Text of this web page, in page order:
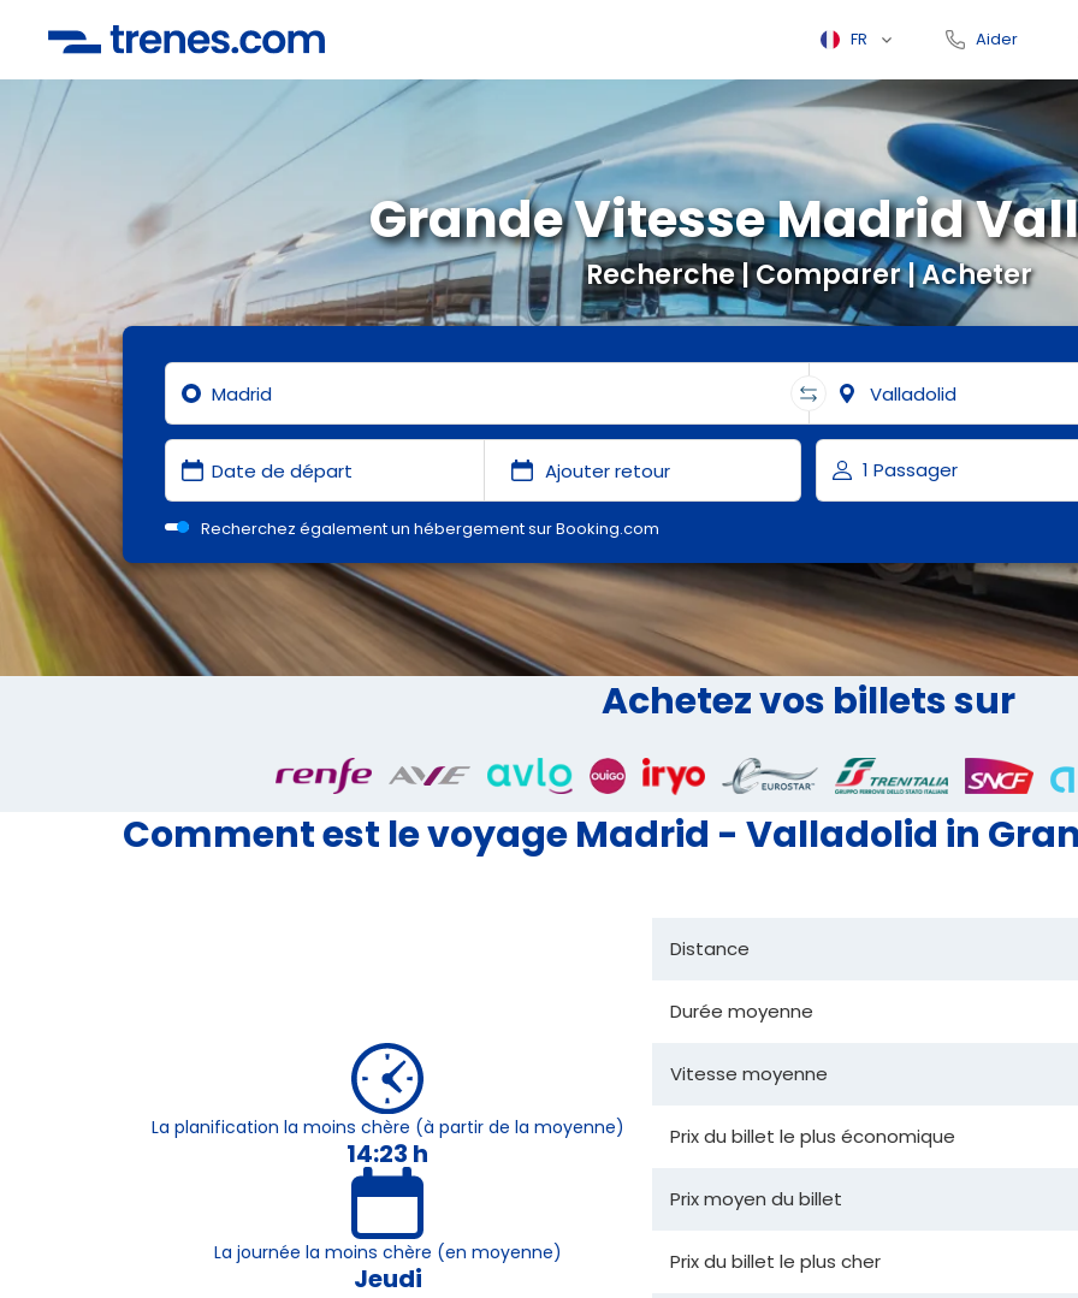
FR Aider
Recherche | Comparer | Acheter
Grande Vitesse Madrid
Recherchez également un hébergement sur Booking.com
Achetez vos billets sur
Comment est le voyage Madrid - Valladolid in
La planification la moins chère (à partir de la moyenne)
14:23 h
La journée la moins chère (en moyenne)
Jeudi
Distance
Durée moyenne
Vitesse moyenne
Prix du billet le plus économique
Prix moyen du billet
Prix du billet le plus cher